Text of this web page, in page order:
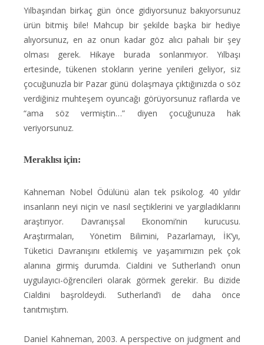
Yılbaşından birkaç gün önce gidiyorsunuz bakıyorsunuz
ürün bitmiş bile! Mahcup bir şekilde başka bir hediye
alıyorsunuz, en az onun kadar göz alıcı pahalı bir şey
olması gerek. Hikaye burada sonlanmıyor. Yılbaşı
ertesinde, tükenen stokların yerine yenileri geliyor, siz
çocuğunuzla bir Pazar günü dolaşmaya çıktığınızda o söz
verdiğiniz muhteşem oyuncağı görüyorsunuz raflarda ve
“ama söz vermiştin…” diyen çocuğunuza hak
veriyorsunuz.
Meraklısı için:
Kahneman Nobel Ödülünü alan tek psikolog. 40 yıldır
insanların neyi niçin ve nasıl seçtiklerini ve yargıladıklarını
araştırıyor. Davranışsal Ekonomi’nin kurucusu.
Araştırmaları, Yönetim Bilimini, Pazarlamayı, İK’yı,
Tüketici Davranışını etkilemiş ve yaşamımızın pek çok
alanına girmiş durumda. Cialdini ve Sutherland’ı onun
uygulayıcı-öğrencileri olarak görmek gerekir. Bu dizide
Cialdini başroldeydi. Sutherland’i de daha önce
tanıtmıştım.
Daniel Kahneman, 2003. A perspective on judgment and